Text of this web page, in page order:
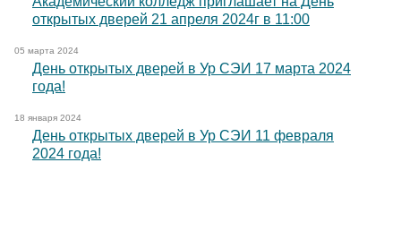
открытых дверей 21 апреля 2024г в 11:00
05 марта 2024
День открытых дверей в Ур СЭИ 17 марта 2024
года!
18 января 2024
День открытых дверей в Ур СЭИ 11 февраля
2024 года!